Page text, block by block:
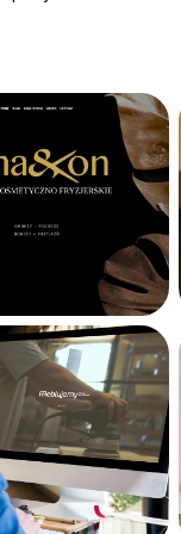
roboczego od
do strony).